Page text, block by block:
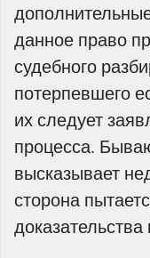
данное право
судебного
потерпевшего
их следует
процесса.
высказывает
сторона